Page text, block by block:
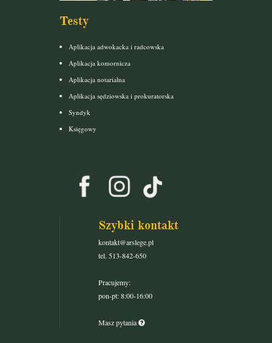
Testy
Aplikacja adwokacka i radcowska
Aplikacja komornicza
Aplikacja notarialna
Aplikacja sędziowska i prokuratorska
Syndyk
Księgowy
Szybki kontakt
kontakt@arslege.pl
tel. 513-842-650
Pracujemy:
pon-pt: 8:00-16:00
Masz pytania